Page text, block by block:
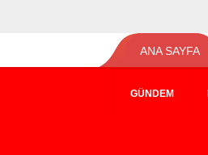
ANA SAYFA
GÜNDEM